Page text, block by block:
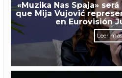
«Muzika Nas Spaja»
que Mija Vujović
en Eurovisión
Leer más